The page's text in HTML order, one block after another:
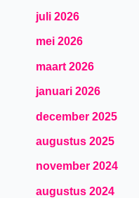
juli 2026
mei 2026
maart 2026
januari 2026
december 2025
augustus 2025
november 2024
augustus 2024